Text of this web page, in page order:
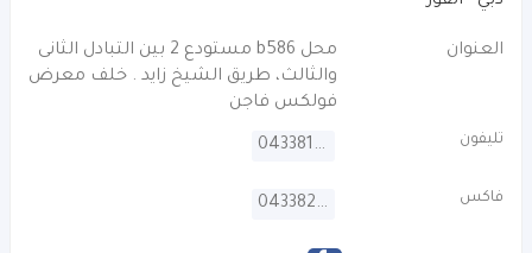
العنوان
محل b586 مستودع 2 بين التبادل الثانى
والثالث، طريق الشيخ زايد . خلف معرض
فولكس فاجن
تليفون 043381555
فاكس 043382700